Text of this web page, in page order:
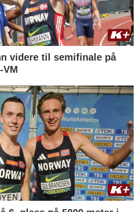
videre til semifinale på
VM